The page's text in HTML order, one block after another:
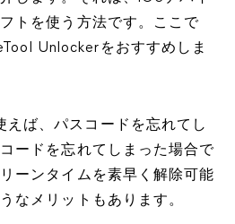
トを使う方法です。ここで
Unlockerをおすすめしま
えば、パスコードを忘れてし
ードを忘れてしまった場合で
ーンタイムを素早く解除可能
なメリットもあります。